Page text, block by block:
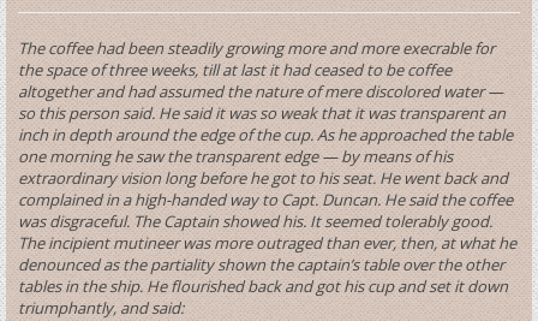
The coffee had been steadily growing more and more execrable for
the space of three weeks, till at last it had ceased to be coffee
altogether and had assumed the nature of mere discolored water —
so this person said. He said it was so weak that it was transparent an
inch in depth around the edge of the cup. As he approached the table
one morning he saw the transparent edge — by means of his
extraordinary vision long before he got to his seat. He went back and
complained in a high-handed way to Capt. Duncan. He said the coffee
was disgraceful. The Captain showed his. It seemed tolerably good.
The incipient mutineer was more outraged than ever, then, at what he
denounced as the partiality shown the captain’s table over the other
tables in the ship. He flourished back and got his cup and set it down
triumphantly, and said: